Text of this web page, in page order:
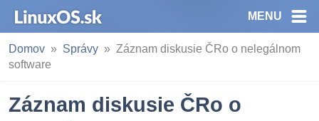
MENU
Domov Správy
Záznam diskusie ČRo o nelegálnom
software
Záznam diskusie ČRo o